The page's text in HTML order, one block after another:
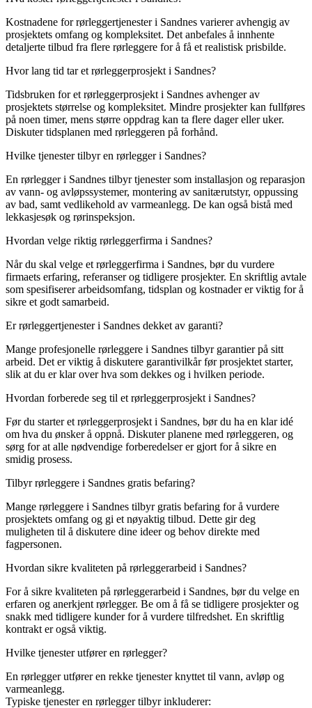
Kostnadene for rørleggertjenester i Sandnes varierer avhengig av
prosjektets omfang og kompleksitet. Det anbefales å innhente
detaljerte tilbud fra flere rørleggere for å få et realistisk prisbilde.
Hvor lang tid tar et rørleggerprosjekt i Sandnes?
Tidsbruken for et rørleggerprosjekt i Sandnes avhenger av
prosjektets størrelse og kompleksitet. Mindre prosjekter kan fullføres
på noen timer, mens større oppdrag kan ta flere dager eller uker.
Diskuter tidsplanen med rørleggeren på forhånd.
Hvilke tjenester tilbyr en rørlegger i Sandnes?
En rørlegger i Sandnes tilbyr tjenester som installasjon og reparasjon
av vann- og avløpssystemer, montering av sanitærutstyr, oppussing
av bad, samt vedlikehold av varmeanlegg. De kan også bistå med
lekkasjesøk og rørinspeksjon.
Hvordan velge riktig rørleggerfirma i Sandnes?
Når du skal velge et rørleggerfirma i Sandnes, bør du vurdere
firmaets erfaring, referanser og tidligere prosjekter. En skriftlig avtale
som spesifiserer arbeidsomfang, tidsplan og kostnader er viktig for å
sikre et godt samarbeid.
Er rørleggertjenester i Sandnes dekket av garanti?
Mange profesjonelle rørleggere i Sandnes tilbyr garantier på sitt
arbeid. Det er viktig å diskutere garantivilkår før prosjektet starter,
slik at du er klar over hva som dekkes og i hvilken periode.
Hvordan forberede seg til et rørleggerprosjekt i Sandnes?
Før du starter et rørleggerprosjekt i Sandnes, bør du ha en klar idé
om hva du ønsker å oppnå. Diskuter planene med rørleggeren, og
sørg for at alle nødvendige forberedelser er gjort for å sikre en
smidig prosess.
Tilbyr rørleggere i Sandnes gratis befaring?
Mange rørleggere i Sandnes tilbyr gratis befaring for å vurdere
prosjektets omfang og gi et nøyaktig tilbud. Dette gir deg
muligheten til å diskutere dine ideer og behov direkte med
fagpersonen.
Hvordan sikre kvaliteten på rørleggerarbeid i Sandnes?
For å sikre kvaliteten på rørleggerarbeid i Sandnes, bør du velge en
erfaren og anerkjent rørlegger. Be om å få se tidligere prosjekter og
snakk med tidligere kunder for å vurdere tilfredshet. En skriftlig
kontrakt er også viktig.
Hvilke tjenester utfører en rørlegger?
En rørlegger utfører en rekke tjenester knyttet til vann, avløp og
varmeanlegg.
Typiske tjenester en rørlegger tilbyr inkluderer: